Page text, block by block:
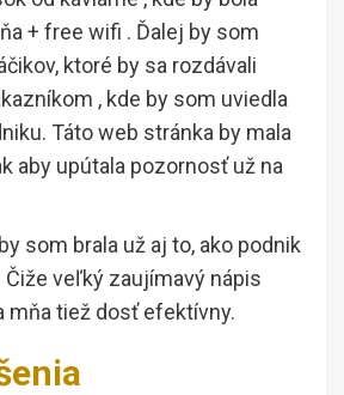
+ free wifi . Ďalej by som
ktoré by sa rozdávali
, kde by som uviedla
Táto web stránka by mala
aby upútala pozornosť už na
som brala už aj to, ako podnik
Čiže veľký zaujímavý nápis
mňa tiež dosť efektívny.